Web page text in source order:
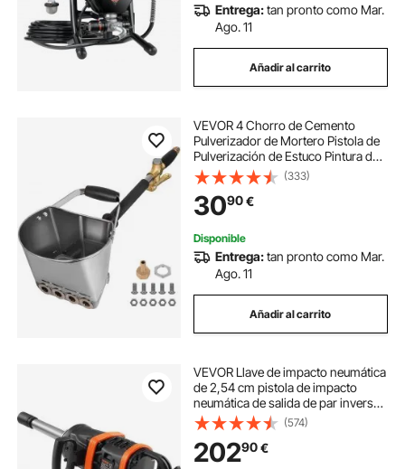
Entrega:tan pronto como Mar.
Ago. 11
Añadir al carrito
VEVOR 4 Chorro de Cemento
Pulverizador de Mortero Pistola de
Pulverización de Estuco Pintura de
Pared Herramienta de Hormigón
(333)
3090€
Disponible
Entrega:tan pronto como Mar.
Ago. 11
Añadir al carrito
VEVOR Llave de impacto neumática
de 2,54 cm pistola de impacto
neumática de salida de par inversa
con yunque extendido de 20,32 cm
para reparaciones y mantenimiento
(574)
20290€